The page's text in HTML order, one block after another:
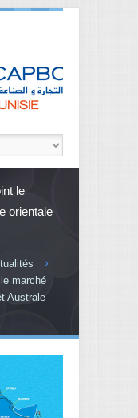
le
orientale
marché
Australe